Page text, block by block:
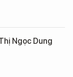
Ngọc Dung